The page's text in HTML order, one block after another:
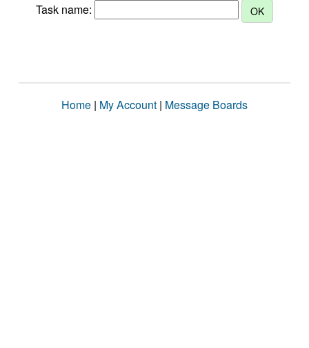
Task name:
Home | My Account | Message Boards